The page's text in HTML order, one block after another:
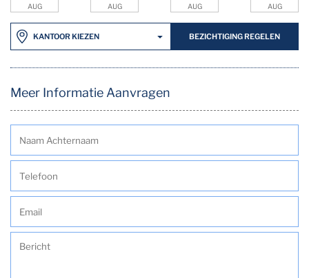
AUG AUG AUG AUG
KANTOOR KIEZEN BEZICHTIGING REGELEN
Meer Informatie Aanvragen